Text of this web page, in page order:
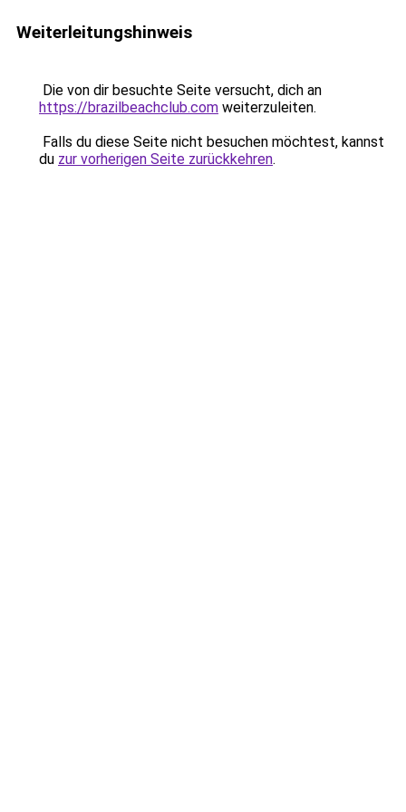
Weiterleitungshinweis
Die von dir besuchte Seite versucht, dich an
https://brazilbeachclub.com weiterzuleiten.
Falls du diese Seite nicht besuchen möchtest, kannst
du zur vorherigen Seite zurückkehren.